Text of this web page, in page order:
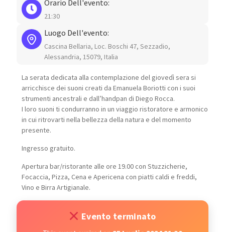
Orario Dell'evento:
21:30
Luogo Dell'evento:
Cascina Bellaria, Loc. Boschi 47, Sezzadio,
Alessandria, 15079, Italia
La serata dedicata alla contemplazione del giovedì sera si
arricchisce dei suoni creati da Emanuela Boriotti con i suoi
strumenti ancestrali e dall’handpan di Diego Rocca.
I loro suoni ti condurranno in un viaggio ristoratore e armonico
in cui ritrovarti nella bellezza della natura e del momento
presente.
Ingresso gratuito.
Apertura bar/ristorante alle ore 19.00 con Stuzzicherie,
Focaccia, Pizza, Cena e Apericena con piatti caldi e freddi,
Vino e Birra Artigianale.
Evento terminato